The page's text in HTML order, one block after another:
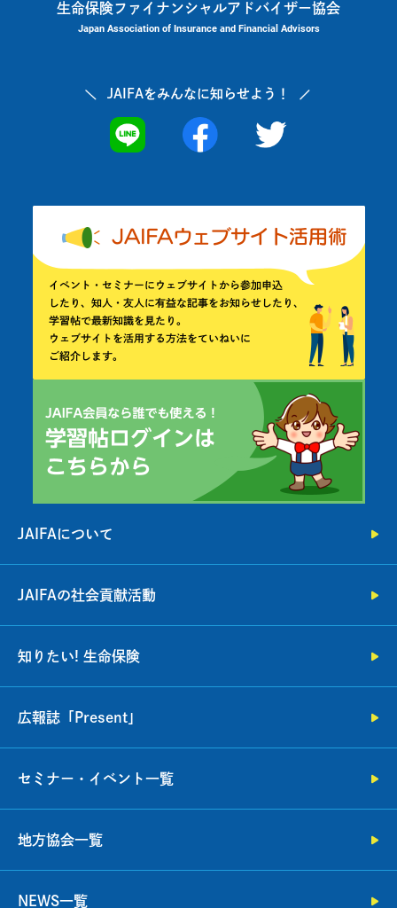
生命保険ファイナンシャルアドバイザー協会
Japan Association of Insurance and Financial Advisors
JAIFAをみんなに知らせよう！
JAIFAについて
JAIFAの社会貢献活動
知りたい! 生命保険
広報誌「Present」
セミナー・イベント一覧
地方協会一覧
NEWS一覧